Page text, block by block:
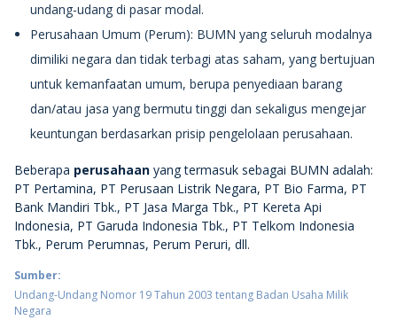
undang-udang di pasar modal.
Perusahaan Umum (Perum): BUMN yang seluruh modalnya
dimiliki negara dan tidak terbagi atas saham, yang bertujuan
untuk kemanfaatan umum, berupa penyediaan barang
dan/atau jasa yang bermutu tinggi dan sekaligus mengejar
keuntungan berdasarkan prisip pengelolaan perusahaan.
Beberapa perusahaan yang termasuk sebagai BUMN adalah:
PT Pertamina, PT Perusaan Listrik Negara, PT Bio Farma, PT
Bank Mandiri Tbk., PT Jasa Marga Tbk., PT Kereta Api
Indonesia, PT Garuda Indonesia Tbk., PT Telkom Indonesia
Tbk., Perum Perumnas, Perum Peruri, dll.
Sumber:
Undang-Undang Nomor 19 Tahun 2003 tentang Badan Usaha Milik
Negara